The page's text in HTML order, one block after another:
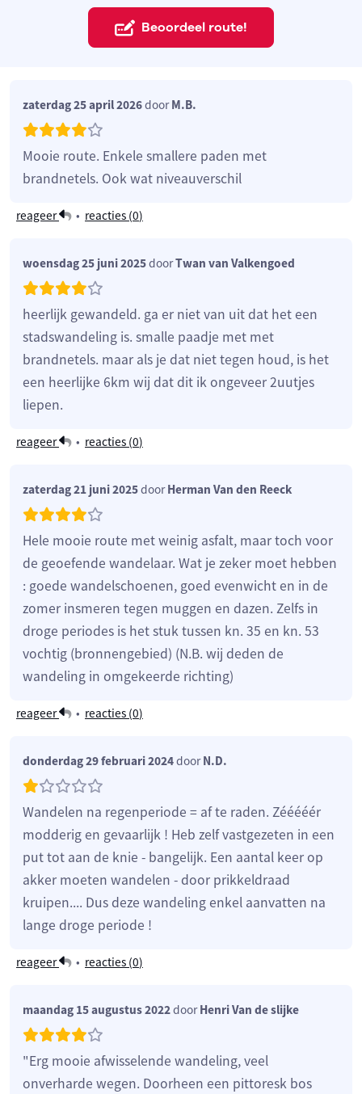
Beoordeel route!
zaterdag 25 april 2026doorM.B.
Mooie route. Enkele smallere paden met
brandnetels. Ook wat niveauverschil
reageer • reacties (0)
woensdag 25 juni 2025doorTwan van Valkengoed
heerlijk gewandeld. ga er niet van uit dat het een
stadswandeling is. smalle paadje met met
brandnetels. maar als je dat niet tegen houd, is het
een heerlijke 6km wij dat dit ik ongeveer 2uutjes
liepen.
reageer • reacties (0)
zaterdag 21 juni 2025doorHerman Van den Reeck
Hele mooie route met weinig asfalt, maar toch voor
de geoefende wandelaar. Wat je zeker moet hebben
: goede wandelschoenen, goed evenwicht en in de
zomer insmeren tegen muggen en dazen. Zelfs in
droge periodes is het stuk tussen kn. 35 en kn. 53
vochtig (bronnengebied) (N.B. wij deden de
wandeling in omgekeerde richting)
reageer • reacties (0)
donderdag 29 februari 2024doorN.D.
Wandelen na regenperiode = af te raden. Zééééér
modderig en gevaarlijk ! Heb zelf vastgezeten in een
put tot aan de knie - bangelijk. Een aantal keer op
akker moeten wandelen - door prikkeldraad
kruipen.... Dus deze wandeling enkel aanvatten na
lange droge periode !
reageer • reacties (0)
maandag 15 augustus 2022doorHenri Van de slijke
"Erg mooie afwisselende wandeling, veel
onverharde wegen. Doorheen een pittoresk bos